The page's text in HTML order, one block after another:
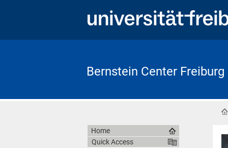
Bernstein Center Freiburg
Home
Quick Access